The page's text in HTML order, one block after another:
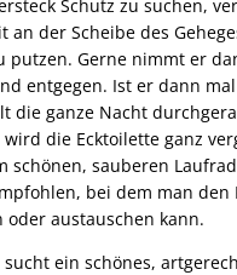
Schutz zu suchen,
an der Scheibe des
putzen. Gerne nimmt er
entgegen. Ist er dann
die ganze Nacht
die Ecktoilette ganz
schönen, sauberen
bei dem man den
oder austauschen kann.
sucht ein schönes,